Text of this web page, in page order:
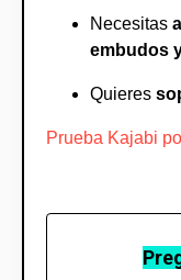
Necesitas
embudos
Quieres
Prueba Kajabi